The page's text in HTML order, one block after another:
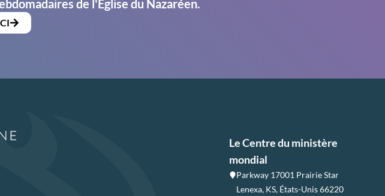
de l'Église du Nazaréen.
Le Centre du ministère
mondial
Parkway 17001 Prairie Star
Lenexa, KS, États-Unis 66220